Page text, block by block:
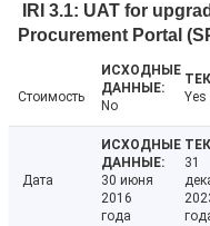
IRI 3.1: UAT for
Procurement Portal
Стоимость
No
Yes
Дата
30 июня
2016
года
31